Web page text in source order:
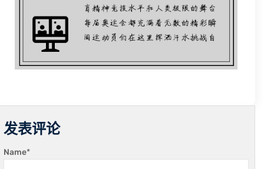
发表评论
Name*